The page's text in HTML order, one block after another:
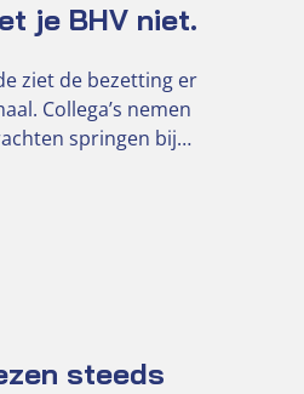
je BHV niet.
ziet de bezetting er
Collega’s nemen
springen bij…
steeds